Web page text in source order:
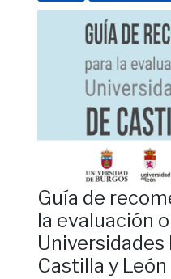
Guía de
la evaluación
Universidades
Castilla y León